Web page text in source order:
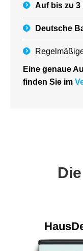
Auf bis zu 3
Deutsche
Eine genaue
finden Sie im